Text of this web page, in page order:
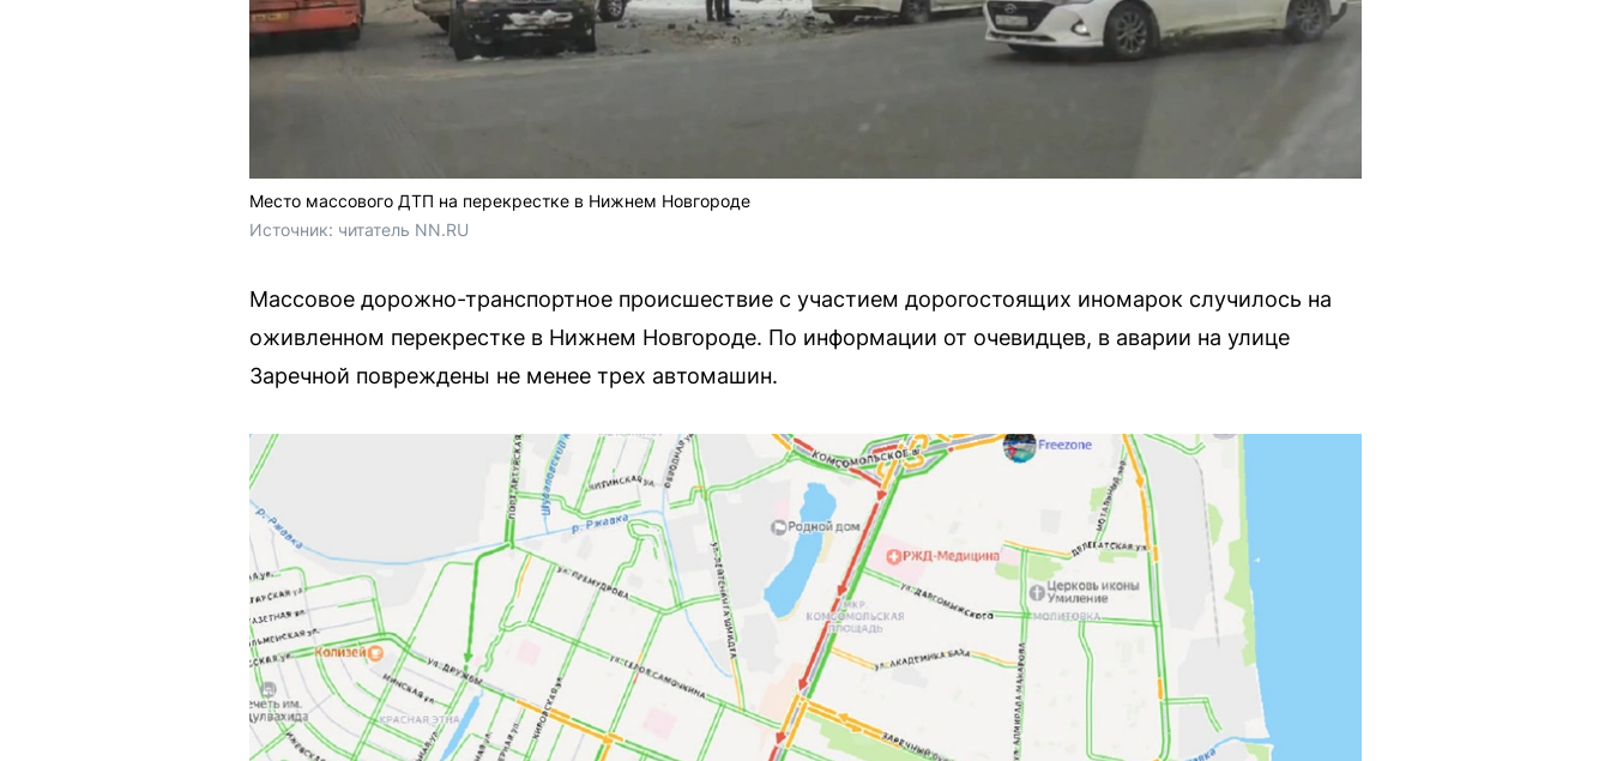
Место массового ДТП на перекрестке в Нижнем Новгороде
Источник: читатель NN.RU
Массовое дорожно-транспортное происшествие с участием дорогостоящих иномарок случилось на
оживленном перекрестке в Нижнем Новгороде. По информации от очевидцев, в аварии на улице
Заречной повреждены не менее трех автомашин.